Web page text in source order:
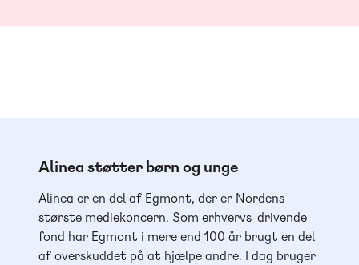
Alinea støtter børn og unge
Alinea er en del af Egmont, der er Nordens
største mediekoncern. Som erhvervs-drivende
fond har Egmont i mere end 100 år brugt en del
af overskuddet på at hjælpe andre. I dag bruger